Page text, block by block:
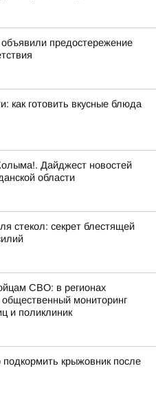
предостережение
как готовить вкусные блюда
Дайджест новостей
области
стекол: секрет блестящей
СВО: в регионах
мониторинг
и поликлиник
подкормить крыжовник после